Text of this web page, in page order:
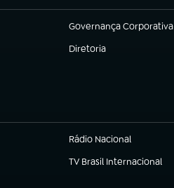
Governança Corporativa
(abre em nova aba)
Diretoria
(abre em nova aba)
Rádio Nacional
TV Brasil Internacional
(abre em nova aba)